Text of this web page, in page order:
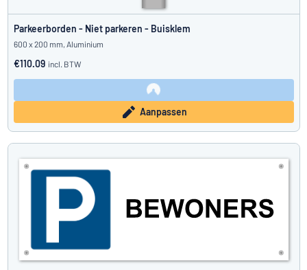
Parkeerborden - Niet parkeren - Buisklem
600 x 200 mm, Aluminium
€110.09 incl. BTW
Aanpassen